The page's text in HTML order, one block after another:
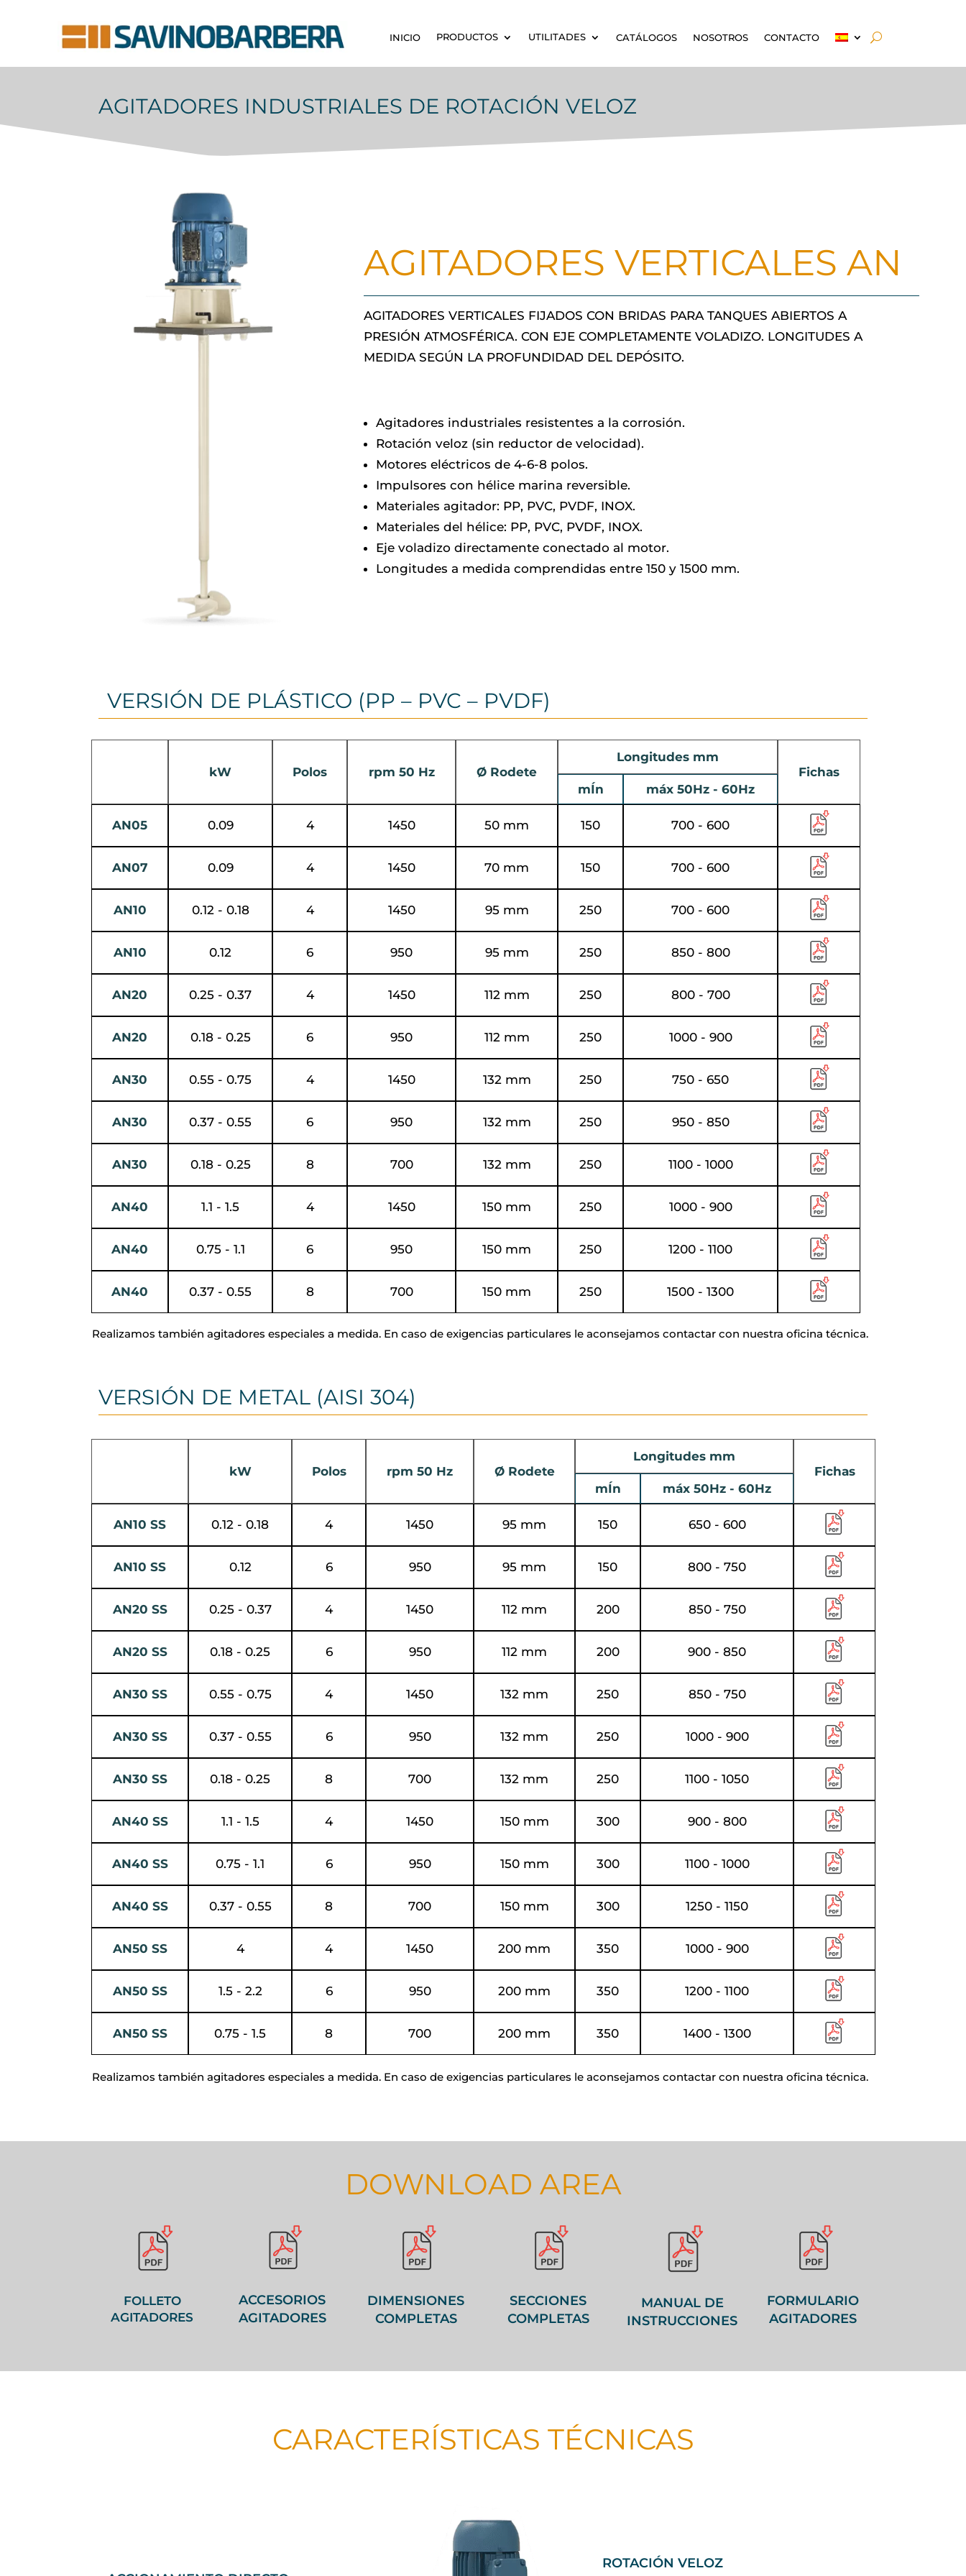
INICIO PRODUCTOS UTILITADES CATÁLOGOS NOSOTROS CONTACTO
AGITADORES INDUSTRIALES DE ROTACIÓN VELOZ
AGITADORES VERTICALES AN
AGITADORES VERTICALES FIJADOS CON BRIDAS PARA TANQUES ABIERTOS A
PRESIÓN ATMOSFÉRICA. CON EJE COMPLETAMENTE VOLADIZO. LONGITUDES A
MEDIDA SEGÚN LA PROFUNDIDAD DEL DEPÓSITO.
Agitadores industriales resistentes a la corrosión.
Rotación veloz (sin reductor de velocidad).
Motores eléctricos de 4-6-8 polos.
Impulsores con hélice marina reversible.
Materiales agitador: PP, PVC, PVDF, INOX.
Materiales del hélice: PP, PVC, PVDF, INOX.
Eje voladizo directamente conectado al motor.
Longitudes a medida comprendidas entre 150 y 1500 mm.
VERSIÓN DE PLÁSTICO (PP – PVC – PVDF)
kW Polos rpm 50 Hz Ø Rodete
Longitudes mm
Fichas
mÍn
máx 50Hz - 60Hz
AN05 0.09 4 1450 50 mm 150 700 - 600
AN07 0.09 4 1450 70 mm 150 700 - 600
AN10 0.12 - 0.18 4 1450 95 mm 250 700 - 600
AN10 0.12 6 950 95 mm 250 850 - 800
AN20 0.25 - 0.37 4 1450 112 mm 250 800 - 700
AN20 0.18 - 0.25 6 950 112 mm 250 1000 - 900
AN30 0.55 - 0.75 4 1450 132 mm 250 750 - 650
AN30 0.37 - 0.55 6 950 132 mm 250 950 - 850
AN30 0.18 - 0.25 8 700 132 mm 250 1100 - 1000
AN40 1.1 - 1.5 4 1450 150 mm 250 1000 - 900
AN40 0.75 - 1.1 6 950 150 mm 250 1200 - 1100
AN40 0.37 - 0.55 8 700 150 mm 250 1500 - 1300
Realizamos también agitadores especiales a medida. En caso de exigencias particulares le aconsejamos contactar con nuestra oficina técnica.
VERSIÓN DE METAL (AISI 304)
kW Polos rpm 50 Hz Ø Rodete
Longitudes mm
Fichas
mÍn
máx 50Hz - 60Hz
AN10 SS 0.12 - 0.18 4 1450 95 mm 150 650 - 600
AN10 SS 0.12 6 950 95 mm 150 800 - 750
AN20 SS 0.25 - 0.37 4 1450 112 mm 200 850 - 750
AN20 SS 0.18 - 0.25 6 950 112 mm 200 900 - 850
AN30 SS 0.55 - 0.75 4 1450 132 mm 250 850 - 750
AN30 SS 0.37 - 0.55 6 950 132 mm 250 1000 - 900
AN30 SS 0.18 - 0.25 8 700 132 mm 250 1100 - 1050
AN40 SS 1.1 - 1.5 4 1450 150 mm 300 900 - 800
AN40 SS 0.75 - 1.1 6 950 150 mm 300 1100 - 1000
AN40 SS 0.37 - 0.55 8 700 150 mm 300 1250 - 1150
AN50 SS 4 4 1450 200 mm 350 1000 - 900
AN50 SS 1.5 - 2.2 6 950 200 mm 350 1200 - 1100
AN50 SS 0.75 - 1.5 8 700 200 mm 350 1400 - 1300
Realizamos también agitadores especiales a medida. En caso de exigencias particulares le aconsejamos contactar con nuestra oficina técnica.
DOWNLOAD AREA
FOLLETO
AGITADORES
ACCESORIOS
AGITADORES
DIMENSIONES
COMPLETAS
SECCIONES
COMPLETAS
MANUAL DE
INSTRUCCIONES
FORMULARIO
AGITADORES
CARACTERÍSTICAS TÉCNICAS
ROTACIÓN VELOZ